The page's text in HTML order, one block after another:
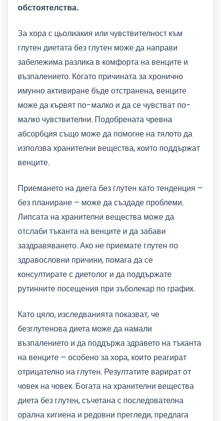
обстоятелства.
За хора с цьолиакия или чувствителност към
глутен диетата без глутен може да направи
забележима разлика в комфорта на венците и
възпалението. Когато причината за хронично
имунно активиране бъде отстранена, венците
може да кървят по-малко и да се чувстват по-
малко чувствителни. Подобрената чревна
абсорбция също може да помогне на тялото да
използва хранителни вещества, които поддържат
венците.
Приемането на диета без глутен като тенденция –
без планиране – може да създаде проблеми.
Липсата на хранителни вещества може да
отслаби тъканта на венците и да забави
заздравяването. Ако не приемате глутен по
здравословни причини, помага да се
консултирате с диетолог и да поддържате
рутинните посещения при зъболекар по график.
Като цяло, изследванията показват, че
безглутенова диета може да намали
възпалението и да поддържа здравето на тъканта
на венците – особено за хора, които реагират
отрицателно на глутен. Резултатите варират от
човек на човек. Богата на хранителни вещества
диета без глутен, съчетана с последователна
орална хигиена и редовни прегледи, предлага